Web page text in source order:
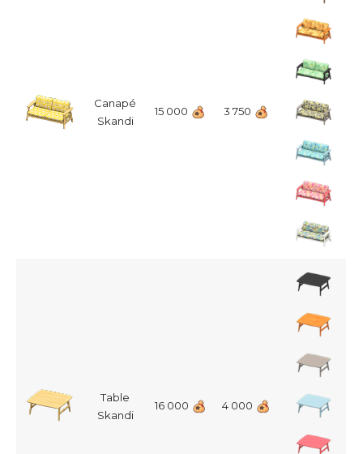
Canapé
Skandi
15 000 3 750
Table
Skandi
16 000 4 000